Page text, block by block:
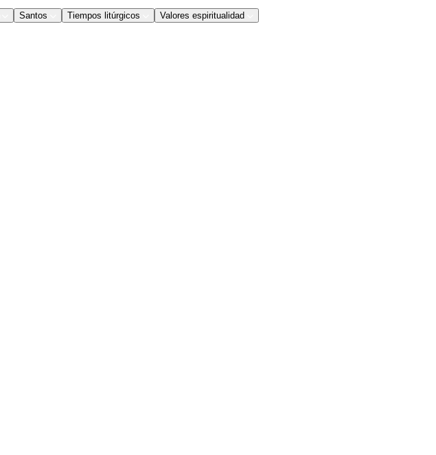
Santos Tiempos litúrgicos Valores espiritualidad